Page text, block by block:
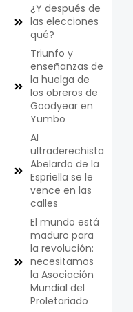
¿Y después de
las elecciones
qué?
Triunfo y
enseñanzas de
la huelga de
los obreros de
Goodyear en
Yumbo
Al
ultraderechista
Abelardo de la
Espriella se le
vence en las
calles
El mundo está
maduro para
la revolución:
necesitamos
la Asociación
Mundial del
Proletariado